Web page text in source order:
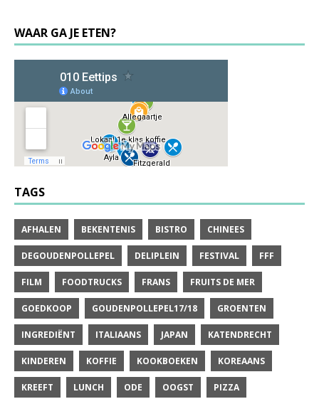
WAAR GA JE ETEN?
TAGS
AFHALEN BEKENTENIS BISTRO CHINEES
DEGOUDENPOLLEPEL DELIPLEIN FESTIVAL FFF
FILM FOODTRUCKS FRANS FRUITS DE MER
GOEDKOOP GOUDENPOLLEPEL17/18 GROENTEN
INGREDIËNT ITALIAANS JAPAN KATENDRECHT
KINDEREN KOFFIE KOOKBOEKEN KOREAANS
KREEFT LUNCH ODE OOGST PIZZA